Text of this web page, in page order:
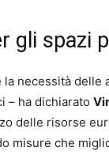
gli spazi
la necessità
– ha dichiarato
delle risorse
misure che